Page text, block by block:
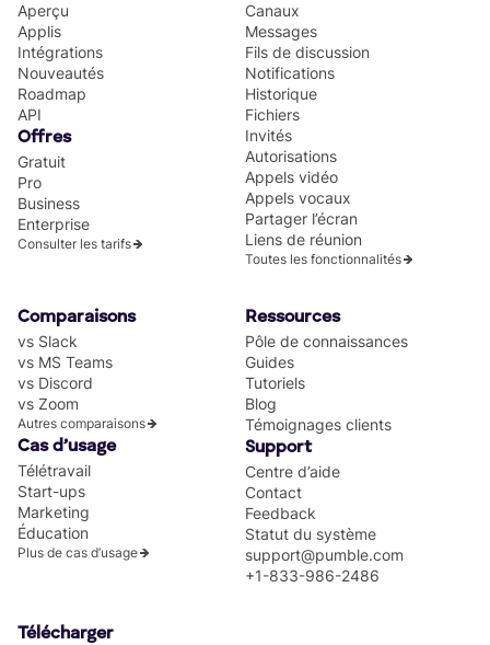
Aperçu
Applis
Intégrations
Nouveautés
Roadmap
API
Offres
Gratuit
Pro
Business
Enterprise
Consulter les tarifs
Canaux
Messages
Fils de discussion
Notifications
Historique
Fichiers
Invités
Autorisations
Appels vidéo
Appels vocaux
Partager l’écran
Liens de réunion
Toutes les fonctionnalités
Comparaisons
vs Slack
vs MS Teams
vs Discord
vs Zoom
Autres comparaisons
Cas d’usage
Télétravail
Start-ups
Marketing
Éducation
Plus de cas d’usage
Ressources
Pôle de connaissances
Guides
Tutoriels
Blog
Témoignages clients
Support
Centre d’aide
Contact
Feedback
Statut du système
support@pumble.com
+1-833-986-2486
Télécharger